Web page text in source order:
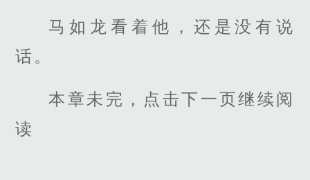
马如龙看着他，还是没有说
话。
本章未完，点击下一页继续阅
读